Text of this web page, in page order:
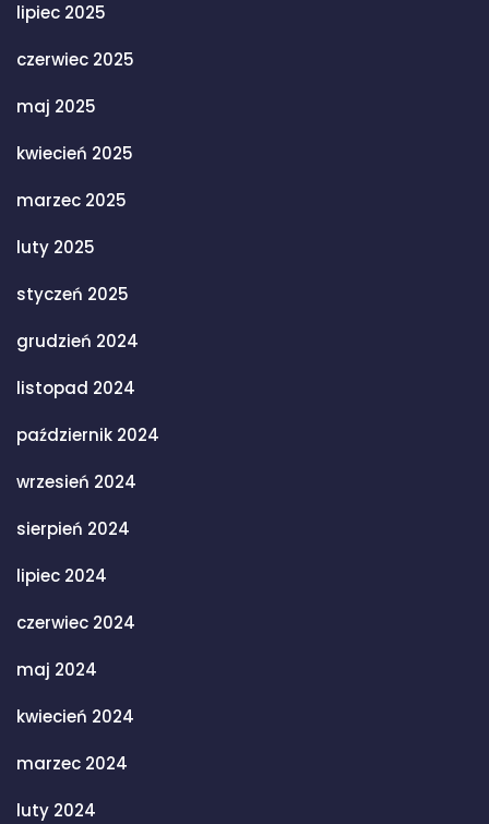
lipiec 2025
czerwiec 2025
maj 2025
kwiecień 2025
marzec 2025
luty 2025
styczeń 2025
grudzień 2024
listopad 2024
październik 2024
wrzesień 2024
sierpień 2024
lipiec 2024
czerwiec 2024
maj 2024
kwiecień 2024
marzec 2024
luty 2024